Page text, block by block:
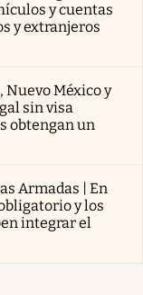
y cuentas
y extranjeros
Nuevo México y
sin visa
obtengan un
Armadas | En
y los
integrar el